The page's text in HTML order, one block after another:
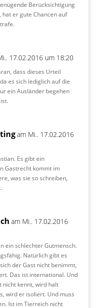
Berücksichtigung
er gute Chancen auf
17.02.2016 um 18:20
dass dieses Urteil
es sich lediglich auf die
ein Ausländer begehen
am Mi.. 17.02.2016
Es gibt ein
Gastrecht kommt im
was sie so schreiben,
am Mi.. 17.02.2016
ein schlechter Gutmensch.
Natürlich gibt es
der Gast nicht benimmt,
Das ist international. Und
nicht kennt, wird halt
wird er isoliert. Und muss
Ist im Tierreich nicht